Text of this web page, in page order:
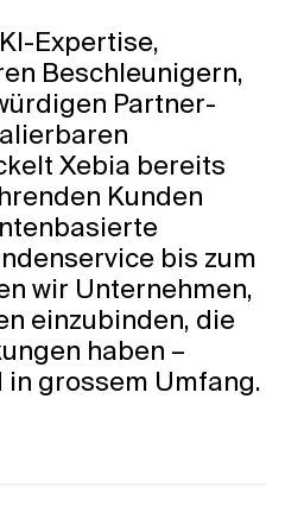
Expertise,
Beschleunigern,
Partner-
Xebia bereits
Kunden
bis zum
wir Unternehmen,
einzubinden, die
haben –
grossem Umfang.